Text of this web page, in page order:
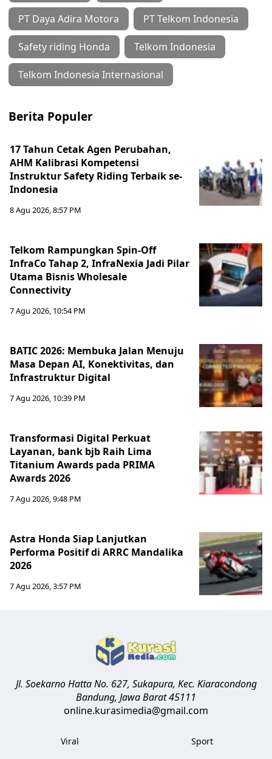
PT Daya Adira Motora PT Telkom Indonesia
Safety riding Honda Telkom Indonesia
Telkom Indonesia Internasional
Berita Populer
17 Tahun Cetak Agen Perubahan,
AHM Kalibrasi Kompetensi
Instruktur Safety Riding Terbaik se-
Indonesia
8 Agu 2026, 8:57 PM
Telkom Rampungkan Spin-Off
InfraCo Tahap 2, InfraNexia Jadi Pilar
Utama Bisnis Wholesale
Connectivity
7 Agu 2026, 10:54 PM
BATIC 2026: Membuka Jalan Menuju
Masa Depan AI, Konektivitas, dan
Infrastruktur Digital
7 Agu 2026, 10:39 PM
Transformasi Digital Perkuat
Layanan, bank bjb Raih Lima
Titanium Awards pada PRIMA
Awards 2026
7 Agu 2026, 9:48 PM
Astra Honda Siap Lanjutkan
Performa Positif di ARRC Mandalika
2026
7 Agu 2026, 3:57 PM
Jl. Soekarno Hatta No. 627, Sukapura, Kec. Kiaracondong
Bandung, Jawa Barat45111
online.kurasimedia@gmail.com
Viral
Sport